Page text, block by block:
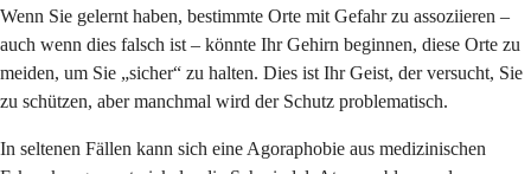
Wenn Sie gelernt haben, bestimmte Orte mit Gefahr zu assoziieren –
auch wenn dies falsch ist – könnte Ihr Gehirn beginnen, diese Orte zu
meiden, um Sie „sicher“ zu halten. Dies ist Ihr Geist, der versucht, Sie
zu schützen, aber manchmal wird der Schutz problematisch.
In seltenen Fällen kann sich eine Agoraphobie aus medizinischen